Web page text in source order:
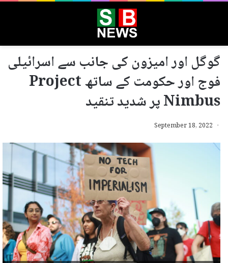
گوگل اور امیزون کی جانب سے اسرائیلی
فوج اور حکومت کے ساتھ Project
Nimbus پر شدید تنقید
September 18, 2022